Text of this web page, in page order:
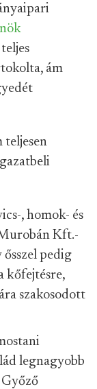
ám
teljesen
, homok- és
Kft.-
pedig
kőfejtésre,
szakosodott
legnagyobb